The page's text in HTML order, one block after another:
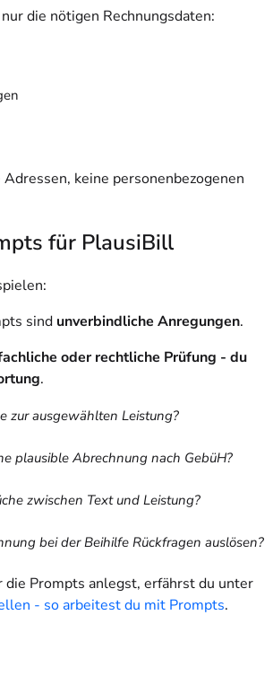
die nötigen Rechnungsdaten:
keine personenbezogenen
für PlausiBill
:
sind unverbindliche Anregungen.
oder rechtliche Prüfung - du
.
zur ausgewählten Leistung?
plausible Abrechnung nach GebüH?
zwischen Text und Leistung?
bei der Beihilfe Rückfragen auslösen?
die Prompts anlegst, erfährst du unter
- so arbeitest du mit Prompts.